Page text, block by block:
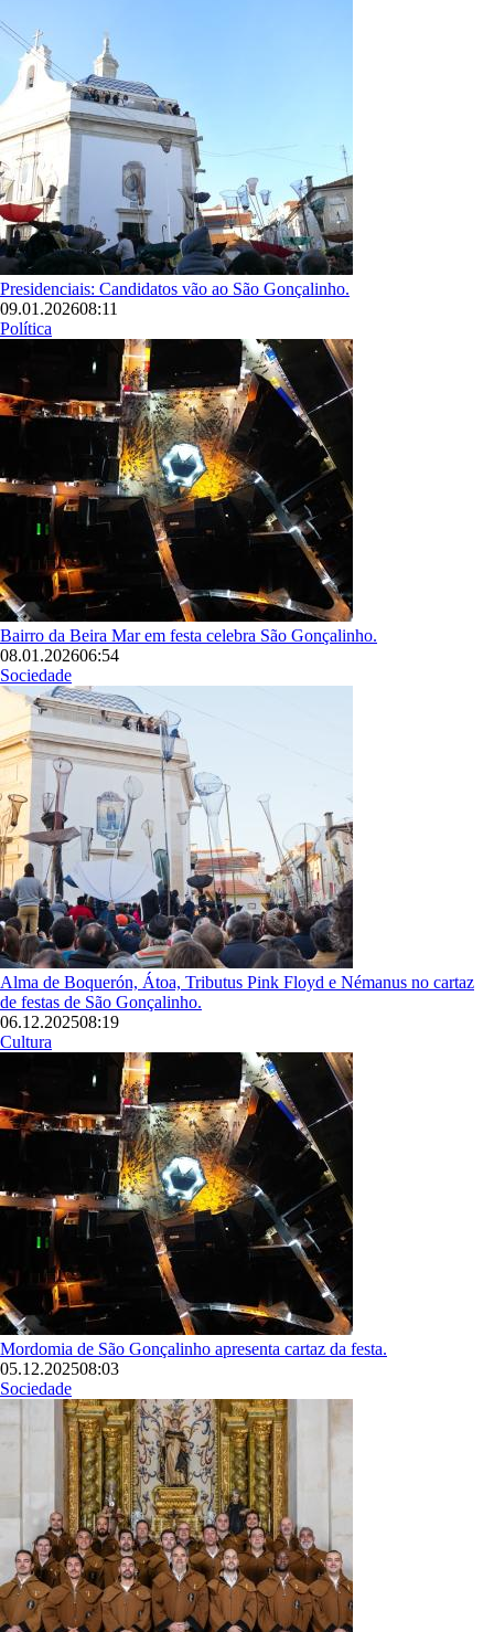
Presidenciais: Candidatos vão ao São Gonçalinho.
09.01.202608:11
Política
Bairro da Beira Mar em festa celebra São Gonçalinho.
08.01.202606:54
Sociedade
Imagem
Alma de Boquerón, Átoa, Tributus Pink Floyd e Némanus no cartaz
de festas de São Gonçalinho.
06.12.202508:19
Cultura
Mordomia de São Gonçalinho apresenta cartaz da festa.
05.12.202508:03
Sociedade
Imagem